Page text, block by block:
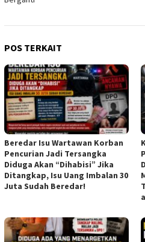
POS TERKAIT
Beredar Isu Wartawan Korban
Pencurian Jadi Tersangka
Diduga Akan “Dihabisi” Jika
Ditangkap, Isu Uang Imbalan 30
Juta Sudah Beredar!